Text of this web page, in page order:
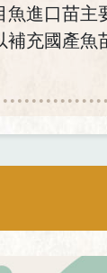
魚進口苗主
補充國產魚